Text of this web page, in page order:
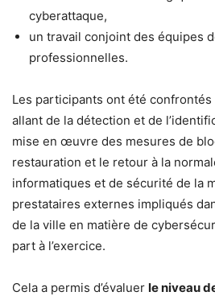
cyberattaque,
un travail conjoint des équipes
professionnelles.
Les participants ont été
allant de la détection et de
mise en œuvre des mesures de
restauration et le retour à la
informatiques et de sécurité de la
prestataires externes impliqués
de la ville en matière de
part à l’exercice.
Cela a permis d’évaluer le niveau